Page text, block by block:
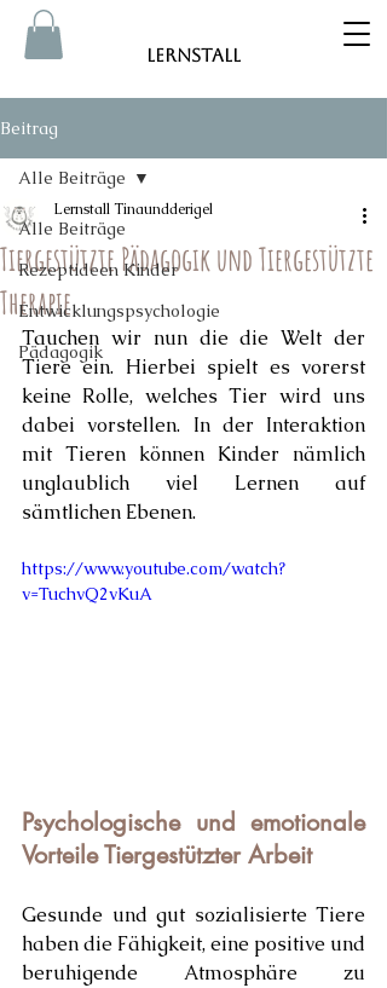
Lernstall
Beitrag
Alle Beiträge
Rezeptideen Kinder
Entwicklungspsychologie
Pädagogik
Alle Beiträge
Tiergestützte Pädagogik und Tiergestützte
Therapie
Lernstall Tinaundderigel
Tauchen wir nun die die Welt der
Tiere ein. Hierbei spielt es vorerst
keine Rolle, welches Tier wird uns
dabei vorstellen. In der Interaktion
mit Tieren können Kinder nämlich
unglaublich viel Lernen auf
sämtlichen Ebenen.
https://www.youtube.com/watch?
v=TuchvQ2vKuA
Psychologische und emotionale
Vorteile Tiergestützter Arbeit
Gesunde und gut sozialisierte Tiere
haben die Fähigkeit, eine positive und
beruhigende Atmosphäre zu